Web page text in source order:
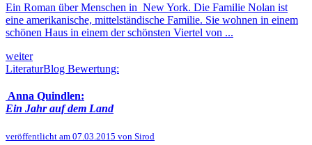
Ein Roman über Menschen in New York. Die Familie Nolan ist
eine amerikanische, mittelständische Familie. Sie wohnen in einem
schönen Haus in einem der schönsten Viertel von ...
weiter
LiteraturBlog Bewertung:
Anna Quindlen:
Ein Jahr auf dem Land
veröffentlicht am 07.03.2015 von Sirod